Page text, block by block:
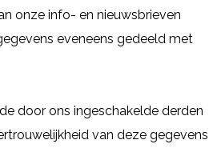
onze info- en nieuwsbrieven
eveneens gedeeld met
door ons ingeschakelde derden
van deze gegevens